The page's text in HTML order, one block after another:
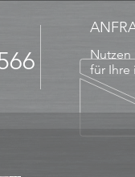
Nutzen
für